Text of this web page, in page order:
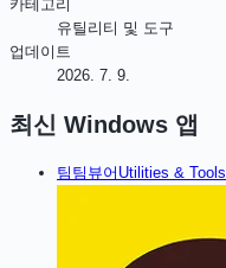
카테고리
유틸리티 및 도구
업데이트
2026. 7. 9.
최신 Windows 앱
팀 팀뷰어 Utilities & Tools